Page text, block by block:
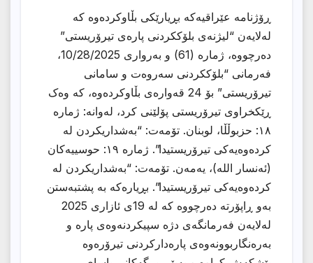
ڕۆژنامە عێراقیەکە بڕیارێکی بڵاوکردەوە کە
لەلایەن “لیژنەی بلۆككردنی پارەی تیرۆریستی”
دەرچووە، ژمارە (61) و بەرواری 10/28/2025،
فەرمانی “بلۆككردنی سەروەت و سامانی
تیرۆریستی” بۆ 24 قەوارەی بڵاوکردەوە، کە وەک
ڕێکخراوی تیرۆریستی پۆلێنی کرد، لەوانە: ژمارە
١٨: حزبوڵڵا، لوبنان. تۆمەت: “بەشداریکردن لە
کردەوەیەکی تیرۆریستیدا”. ژمارە ١٩: حوسییەکان
(ئەنسار الله)، یەمەن. تۆمەت: “بەشداریکردن لە
کردەوەیەکی تیرۆریستیدا”. بڕیارەکە بە پشتبەستن
بەو ڕاپۆرتە دەرچووە کە لە 19ی ئازاری 2025
لەلایەن فەرمانگەی دژە سپیکردنەوەی پارە و
بەرەنگاربوونەوەی پارەدارکردنی تیرۆرەوە